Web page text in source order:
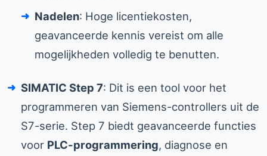
Nadelen: Hoge licentiekosten,
geavanceerde kennis vereist om alle
mogelijkheden volledig te benutten.
SIMATIC Step 7: Dit is een tool voor het
programmeren van Siemens-controllers uit de
S7-serie. Step 7 biedt geavanceerde functies
voor PLC-programmering, diagnose en